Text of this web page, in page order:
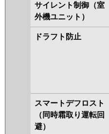
サイレント制御（室
外機ユニット）
ドラフト防止
スマートデフロスト
（同時霜取り運転回
避）